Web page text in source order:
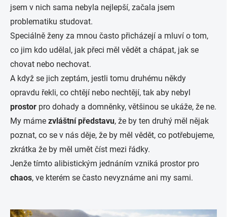
jsem v nich sama nebyla nejlepší, začala jsem
problematiku studovat.
Speciálně ženy za mnou často přicházejí a mluví o tom,
co jim kdo udělal, jak přeci měl vědět a chápat, jak se
chovat nebo nechovat.
A když se jich zeptám, jestli tomu druhému někdy
opravdu řekli, co chtějí nebo nechtějí, tak aby nebyl
prostor pro dohady a domněnky, většinou se ukáže, že ne.
My máme zvláštní představu, že by ten druhý měl nějak
poznat, co se v nás děje, že by měl vědět, co potřebujeme,
zkrátka že by měl umět číst mezi řádky.
Jenže tímto alibistickým jednáním vzniká prostor pro
chaos, ve kterém se často nevyznáme ani my sami.